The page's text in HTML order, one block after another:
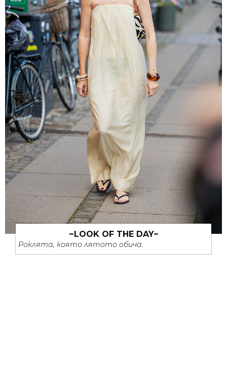
~LOOK OF THE DAY~
Роклята, която лятото обича.